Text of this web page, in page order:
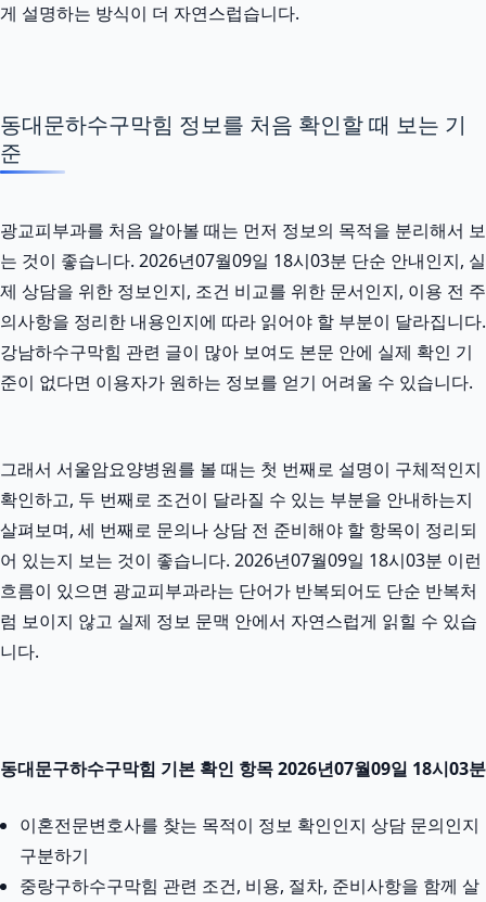
게 설명하는 방식이 더 자연스럽습니다.
동대문하수구막힘 정보를 처음 확인할 때 보는 기
준
광교피부과를 처음 알아볼 때는 먼저 정보의 목적을 분리해서 보
는 것이 좋습니다. 2026년07월09일 18시03분 단순 안내인지, 실
제 상담을 위한 정보인지, 조건 비교를 위한 문서인지, 이용 전 주
의사항을 정리한 내용인지에 따라 읽어야 할 부분이 달라집니다.
강남하수구막힘 관련 글이 많아 보여도 본문 안에 실제 확인 기
준이 없다면 이용자가 원하는 정보를 얻기 어려울 수 있습니다.
그래서 서울암요양병원를 볼 때는 첫 번째로 설명이 구체적인지
확인하고, 두 번째로 조건이 달라질 수 있는 부분을 안내하는지
살펴보며, 세 번째로 문의나 상담 전 준비해야 할 항목이 정리되
어 있는지 보는 것이 좋습니다. 2026년07월09일 18시03분 이런
흐름이 있으면 광교피부과라는 단어가 반복되어도 단순 반복처
럼 보이지 않고 실제 정보 문맥 안에서 자연스럽게 읽힐 수 있습
니다.
동대문구하수구막힘 기본 확인 항목 2026년07월09일 18시03분
이혼전문변호사를 찾는 목적이 정보 확인인지 상담 문의인지
구분하기
중랑구하수구막힘 관련 조건, 비용, 절차, 준비사항을 함께 살